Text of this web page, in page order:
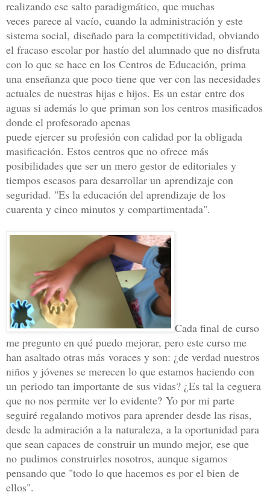
realizando ese salto paradigmático, que muchas
veces parece al vacío, cuando la administración y este
sistema social, diseñado para la competitividad, obviando
el fracaso escolar por hastío del alumnado que no disfruta
con lo que se hace en los Centros de Educación, prima
una enseñanza que poco tiene que ver con las necesidades
actuales de nuestras hijas e hijos. Es un estar entre dos
aguas si además lo que priman son los centros masificados
donde el profesorado apenas
puede ejercer su profesión con calidad por la obligada
masificación. Estos centros que no ofrece más
posibilidades que ser un mero gestor de editoriales y
tiempos escasos para desarrollar un aprendizaje con
seguridad. "Es la educación del aprendizaje de los
cuarenta y cinco minutos y compartimentada".
Cada final de curso
me pregunto en qué puedo mejorar, pero este curso me
han asaltado otras más voraces y son: ¿de verdad nuestros
niños y jóvenes se merecen lo que estamos haciendo con
un periodo tan importante de sus vidas? ¿Es tal la ceguera
que no nos permite ver lo evidente? Yo por mi parte
seguiré regalando motivos para aprender desde las risas,
desde la admiración a la naturaleza, a la oportunidad para
que sean capaces de construir un mundo mejor, ese que
no pudimos construirles nosotros, aunque sigamos
pensando que "todo lo que hacemos es por el bien de
ellos".